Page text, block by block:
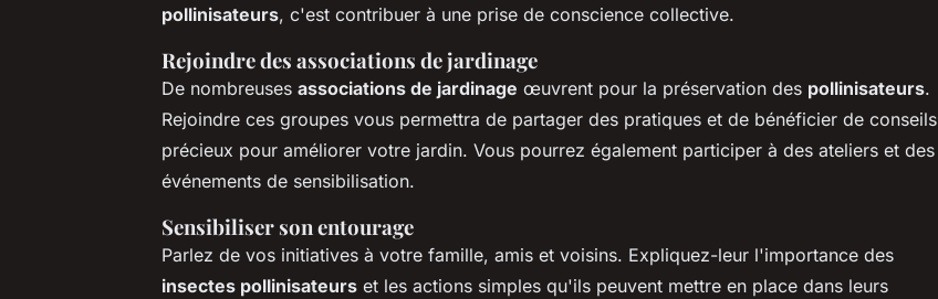
pollinisateurs, c'est contribuer à une prise de conscience collective.
Rejoindre des associations de jardinage
De nombreuses associations de jardinage œuvrent pour la préservation des pollinisateurs.
Rejoindre ces groupes vous permettra de partager des pratiques et de bénéficier de conseils
précieux pour améliorer votre jardin. Vous pourrez également participer à des ateliers et des
événements de sensibilisation.
Sensibiliser son entourage
Parlez de vos initiatives à votre famille, amis et voisins. Expliquez-leur l'importance des
insectes pollinisateurs et les actions simples qu'ils peuvent mettre en place dans leurs